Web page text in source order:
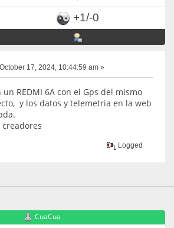
+1/-0
October 17, 2024, 10:44:59 am »
un REDMI 6A con el Gps del mismo
y los datos y telemetria en la web
creadores
Logged
CuaCua